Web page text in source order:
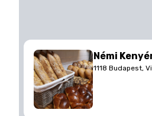
Némi
1118 Budapest,